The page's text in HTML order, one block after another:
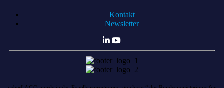
Kontakt
Newsletter